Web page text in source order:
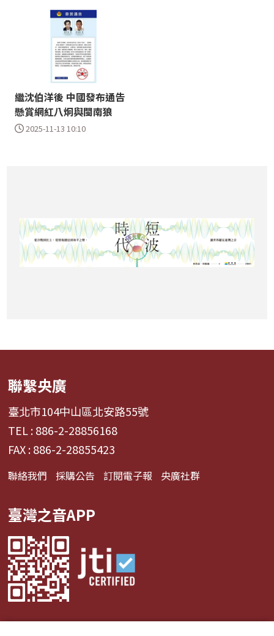
繼沈伯洋後 中國發布通告
懸賞網紅八炯與閩南狼
2025-11-13 10:10
聯繫央廣
臺北市104中山區北安路55號
TEL : 886-2-28856168
FAX : 886-2-28855423
聯絡我們 採購公告 訂閱電子報 央廣社群
臺灣之音APP